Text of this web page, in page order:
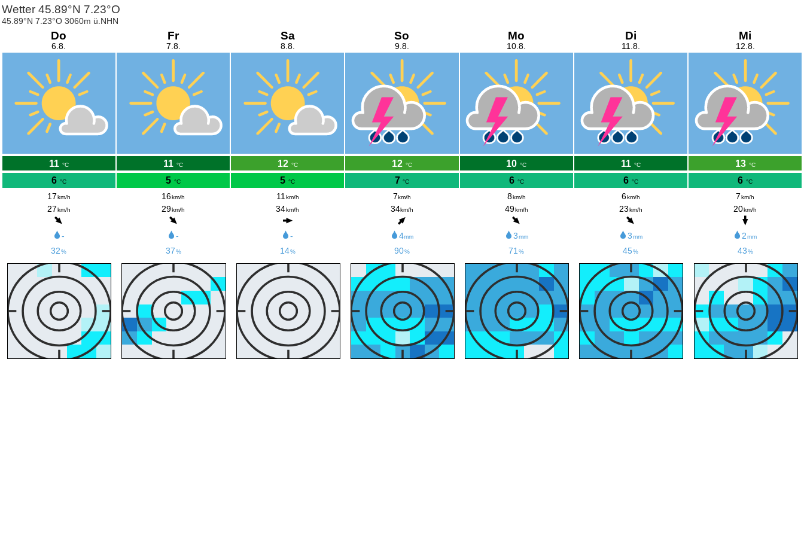
Wetter 45.89°N 7.23°O
45.89°N 7.23°O 3060m ü.NHN
Do
6.8.
11 °C
6 °C
17km/h
27km/h
-
32 %
Fr
7.8.
11 °C
5 °C
16km/h
29km/h
-
37%
Sa
8.8.
12 °C
5 °C
11 km/h
34km/h
-
14%
So
9.8.
12 °C
7 °C
7km/h
34km/h
4mm
90%
Mo
10.8.
10 °C
6 °C
8km/h
49km/h
3mm
71%
Di
11.8.
11 °C
6 °C
6km/h
23km/h
3mm
45%
Mi
12.8.
13 °C
6 °C
7km/h
20km/h
2mm
43%